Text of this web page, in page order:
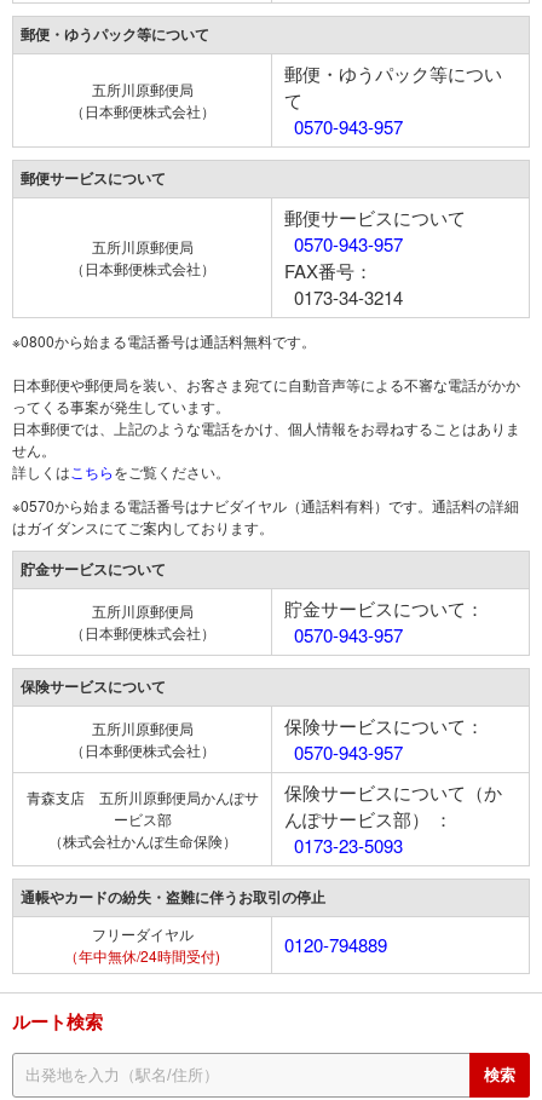
郵便・ゆうパック等について
五所川原郵便局
（日本郵便株式会社）
郵便・ゆうパック等につい
て
0570-943-957
郵便サービスについて
五所川原郵便局
（日本郵便株式会社）
郵便サービスについて
0570-943-957
FAX番号：
0173-34-3214
※0800から始まる電話番号は通話料無料です。
日本郵便や郵便局を装い、お客さま宛てに自動音声等による不審な電話がかか
ってくる事案が発生しています。
日本郵便では、上記のような電話をかけ、個人情報をお尋ねすることはありま
せん。
詳しくは こちらをご覧ください。
※0570から始まる電話番号はナビダイヤル（通話料有料）です。通話料の詳細
はガイダンスにてご案内しております。
貯金サービスについて
五所川原郵便局
（日本郵便株式会社）
貯金サービスについて：
0570-943-957
保険サービスについて
五所川原郵便局
（日本郵便株式会社）
保険サービスについて：
0570-943-957
青森支店 五所川原郵便局かんぽサ
ービス部
（株式会社かんぽ生命保険）
保険サービスについて（か
んぽサービス部） ：
0173-23-5093
通帳やカードの紛失・盗難に伴うお取引の停止
フリーダイヤル
（年中無休/24時間受付)
0120-794889
ルート検索